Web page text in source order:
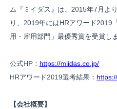
ム『ミイダス』は、2015年7月よ
り、2019年にはHRアワード2019
用・雇用部門」最優秀賞を受賞し
公式HP： https://miidas.co.jp/
HRアワード2019選考結果：
【会社概要】